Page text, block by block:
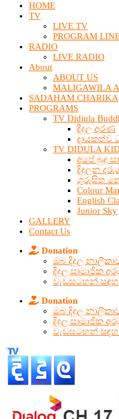
HOME
TV
LIVE TV
PROGRAM
RADIO
LIVE RADIO
About
ABOUT US
MALIGAWILA
SADAHAM CHARIKA
PROGRAMS
TV Didiula
දිදුල අරණ
දායකත්ව
TV DIDULA
අපේ බුදු
දිදුලන
ගුරුසිත
Colour
English
Junior Sky
GALLERY
Contact Us
Donation
ඔබ දිදුල
දිදුල සාමාජික
වැඩසටහන්
Donation
ඔබ දිදුල
දිදුල සාමාජික
වැඩසටහන්